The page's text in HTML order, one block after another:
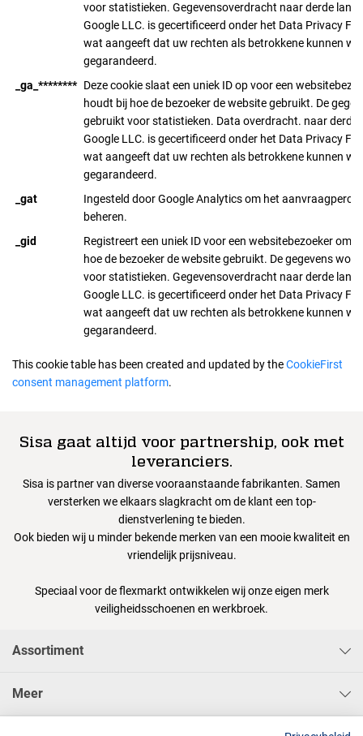
voor statistieken. Gegevensoverdracht naar derde
Google LLC. is gecertificeerd onder het Data Privacy
wat aangeeft dat uw rechten als betrokkene kunnen
gegarandeerd.
_ga_******** Deze cookie slaat een uniek ID op voor een
houdt bij hoe de bezoeker de website gebruikt. De
gebruikt voor statistieken. Data overdracht. naar derde
Google LLC. is gecertificeerd onder het Data Privacy
wat aangeeft dat uw rechten als betrokkene kunnen
gegarandeerd.
_gat
Ingesteld door Google Analytics om het
beheren.
_gid
Registreert een uniek ID voor een websitebezoeker om
hoe de bezoeker de website gebruikt. De gegevens
voor statistieken. Gegevensoverdracht naar derde
Google LLC. is gecertificeerd onder het Data Privacy
wat aangeeft dat uw rechten als betrokkene kunnen
gegarandeerd.
This cookie table has been created and updated by theCookieFirst
consent management platform.
Sisa gaat altijd voor partnership, ook met
leveranciers.
Sisa is partner van diverse vooraanstaande fabrikanten. Samen
versterken we elkaars slagkracht om de klant een top-
dienstverlening te bieden.
Ook bieden wij u minder bekende merken van een mooie kwaliteit en
vriendelijk prijsniveau.
Speciaal voor de flexmarkt ontwikkelen wij onze eigen merk
veiligheidsschoenen en werkbroek.
Assortiment
Meer